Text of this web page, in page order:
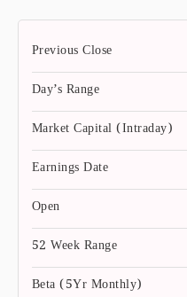
Previous Close
Day’s Range
Market Capital (Intraday)
Earnings Date
Open
52 Week Range
Beta (5Yr Monthly)